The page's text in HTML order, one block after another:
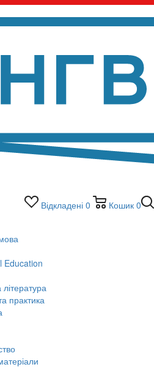
Відкладені 0 Кошик 0
Education
практика